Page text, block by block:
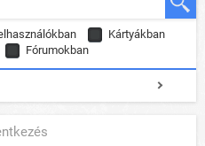
Kártyákban
Fórumokban